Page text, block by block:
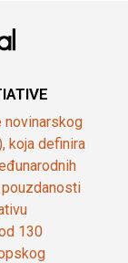
novinarskog
koja definira
130